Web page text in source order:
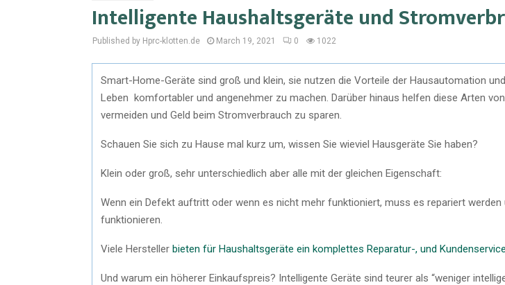
Intelligente Haushaltsgeräte und
Published by Hprc-klotten.de March 19, 2021 0 1022
Smart-Home-Geräte sind groß und klein, sie nutzen die Vorteile der Hausautomation
Leben komfortabler und angenehmer zu machen. Darüber hinaus helfen diese Arten
vermeiden und Geld beim Stromverbrauch zu sparen.
Schauen Sie sich zu Hause mal kurz um, wissen Sie wieviel Hausgeräte Sie haben?
Klein oder groß, sehr unterschiedlich aber alle mit der gleichen Eigenschaft:
Wenn ein Defekt auftritt oder wenn es nicht mehr funktioniert, muss es repariert werden
funktionieren.
Viele Hersteller bieten für Haushaltsgeräte ein komplettes Reparatur-, und
Und warum ein höherer Einkaufspreis? Intelligente Geräte sind teurer als “weniger